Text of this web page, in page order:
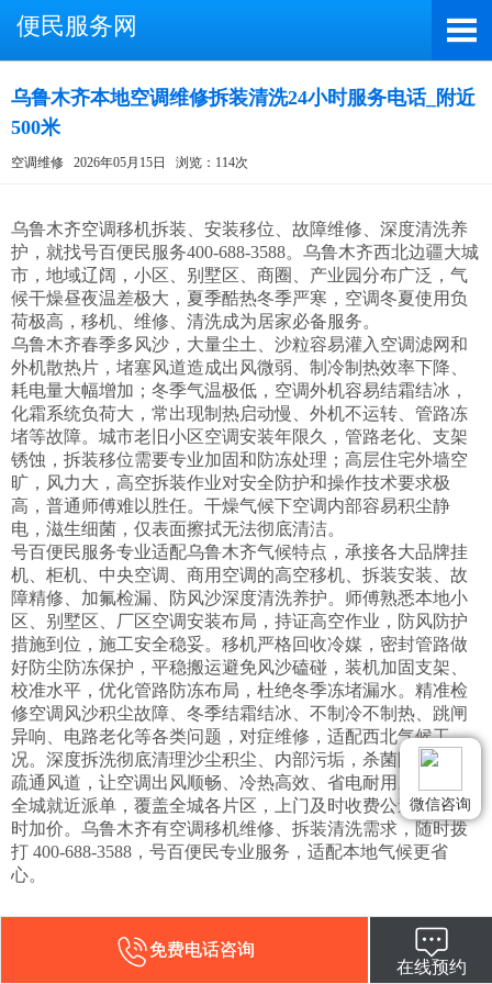
便民服务网
乌鲁木齐本地空调维修拆装清洗24小时服务电话_附近
500米
空调维修 2026年05月15日 浏览：114次
乌鲁木齐空调移机拆装、安装移位、故障维修、深度清洗养
护，就找号百便民服务400-688-3588。乌鲁木齐西北边疆大城
市，地域辽阔，小区、别墅区、商圈、产业园分布广泛，气
候干燥昼夜温差极大，夏季酷热冬季严寒，空调冬夏使用负
荷极高，移机、维修、清洗成为居家必备服务。
乌鲁木齐春季多风沙，大量尘土、沙粒容易灌入空调滤网和
外机散热片，堵塞风道造成出风微弱、制冷制热效率下降、
耗电量大幅增加；冬季气温极低，空调外机容易结霜结冰，
化霜系统负荷大，常出现制热启动慢、外机不运转、管路冻
堵等故障。城市老旧小区空调安装年限久，管路老化、支架
锈蚀，拆装移位需要专业加固和防冻处理；高层住宅外墙空
旷，风力大，高空拆装作业对安全防护和操作技术要求极
高，普通师傅难以胜任。干燥气候下空调内部容易积尘静
电，滋生细菌，仅表面擦拭无法彻底清洁。
号百便民服务专业适配乌鲁木齐气候特点，承接各大品牌挂
机、柜机、中央空调、商用空调的高空移机、拆装安装、故
障精修、加氟检漏、防风沙深度清洗养护。师傅熟悉本地小
区、别墅区、厂区空调安装布局，持证高空作业，防风防护
措施到位，施工安全稳妥。移机严格回收冷媒，密封管路做
好防尘防冻保护，平稳搬运避免风沙磕碰，装机加固支架、
校准水平，优化管路防冻布局，杜绝冬季冻堵漏水。精准检
修空调风沙积尘故障、冬季结霜结冰、不制冷不制热、跳闸
异响、电路老化等各类问题，对症维修，适配西北气候工
况。深度拆洗彻底清理沙尘积尘、内部污垢，杀菌除静电，
疏通风道，让空调出风顺畅、冷热高效、省电耐用。
全城就近派单，覆盖全城各片区，上门及时收费公道，无临
时加价。乌鲁木齐有空调移机维修、拆装清洗需求，随时拨
打 400-688-3588，号百便民专业服务，适配本地气候更省
心。
免费电话咨询
在线预约
微信咨询
截屏，微信识别二维码
（长按复制微信号，添加好友）
打开微信